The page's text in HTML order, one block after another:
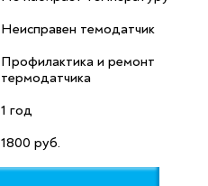
Неисправен темодатчик
Профилактика и ремонт
термодатчика
1 год
1800 руб.